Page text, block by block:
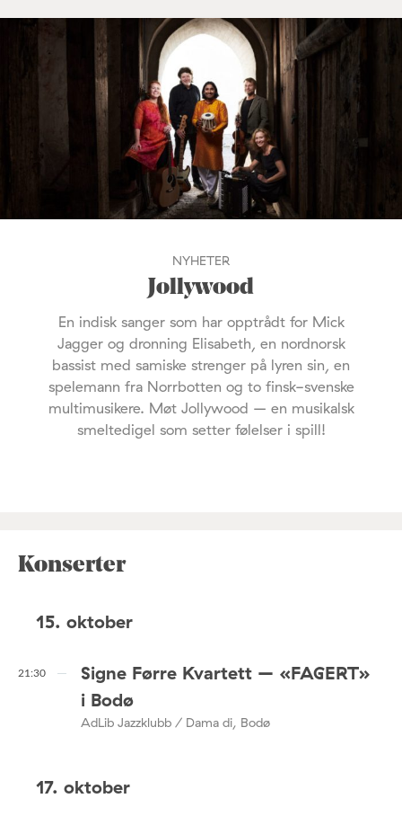
NYHETER
Jollywood
En indisk sanger som har opptrådt for Mick
Jagger og dronning Elisabeth, en nordnorsk
bassist med samiske strenger på lyren sin, en
spelemann fra Norrbotten og to finsk-svenske
multimusikere. Møt Jollywood – en musikalsk
smeltedigel som setter følelser i spill!
Konserter
15. oktober
21:30
Signe Førre Kvartett – «FAGERT»
i Bodø
AdLib Jazzklubb / Dama di, Bodø
17. oktober